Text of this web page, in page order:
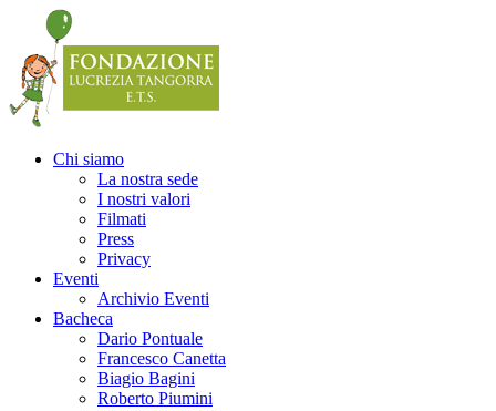
Chi siamo
La nostra sede
I nostri valori
Filmati
Press
Privacy
Eventi
Archivio Eventi
Bacheca
Dario Pontuale
Francesco Canetta
Biagio Bagini
Roberto Piumini
Precedente
Precedente
successivo
successivo